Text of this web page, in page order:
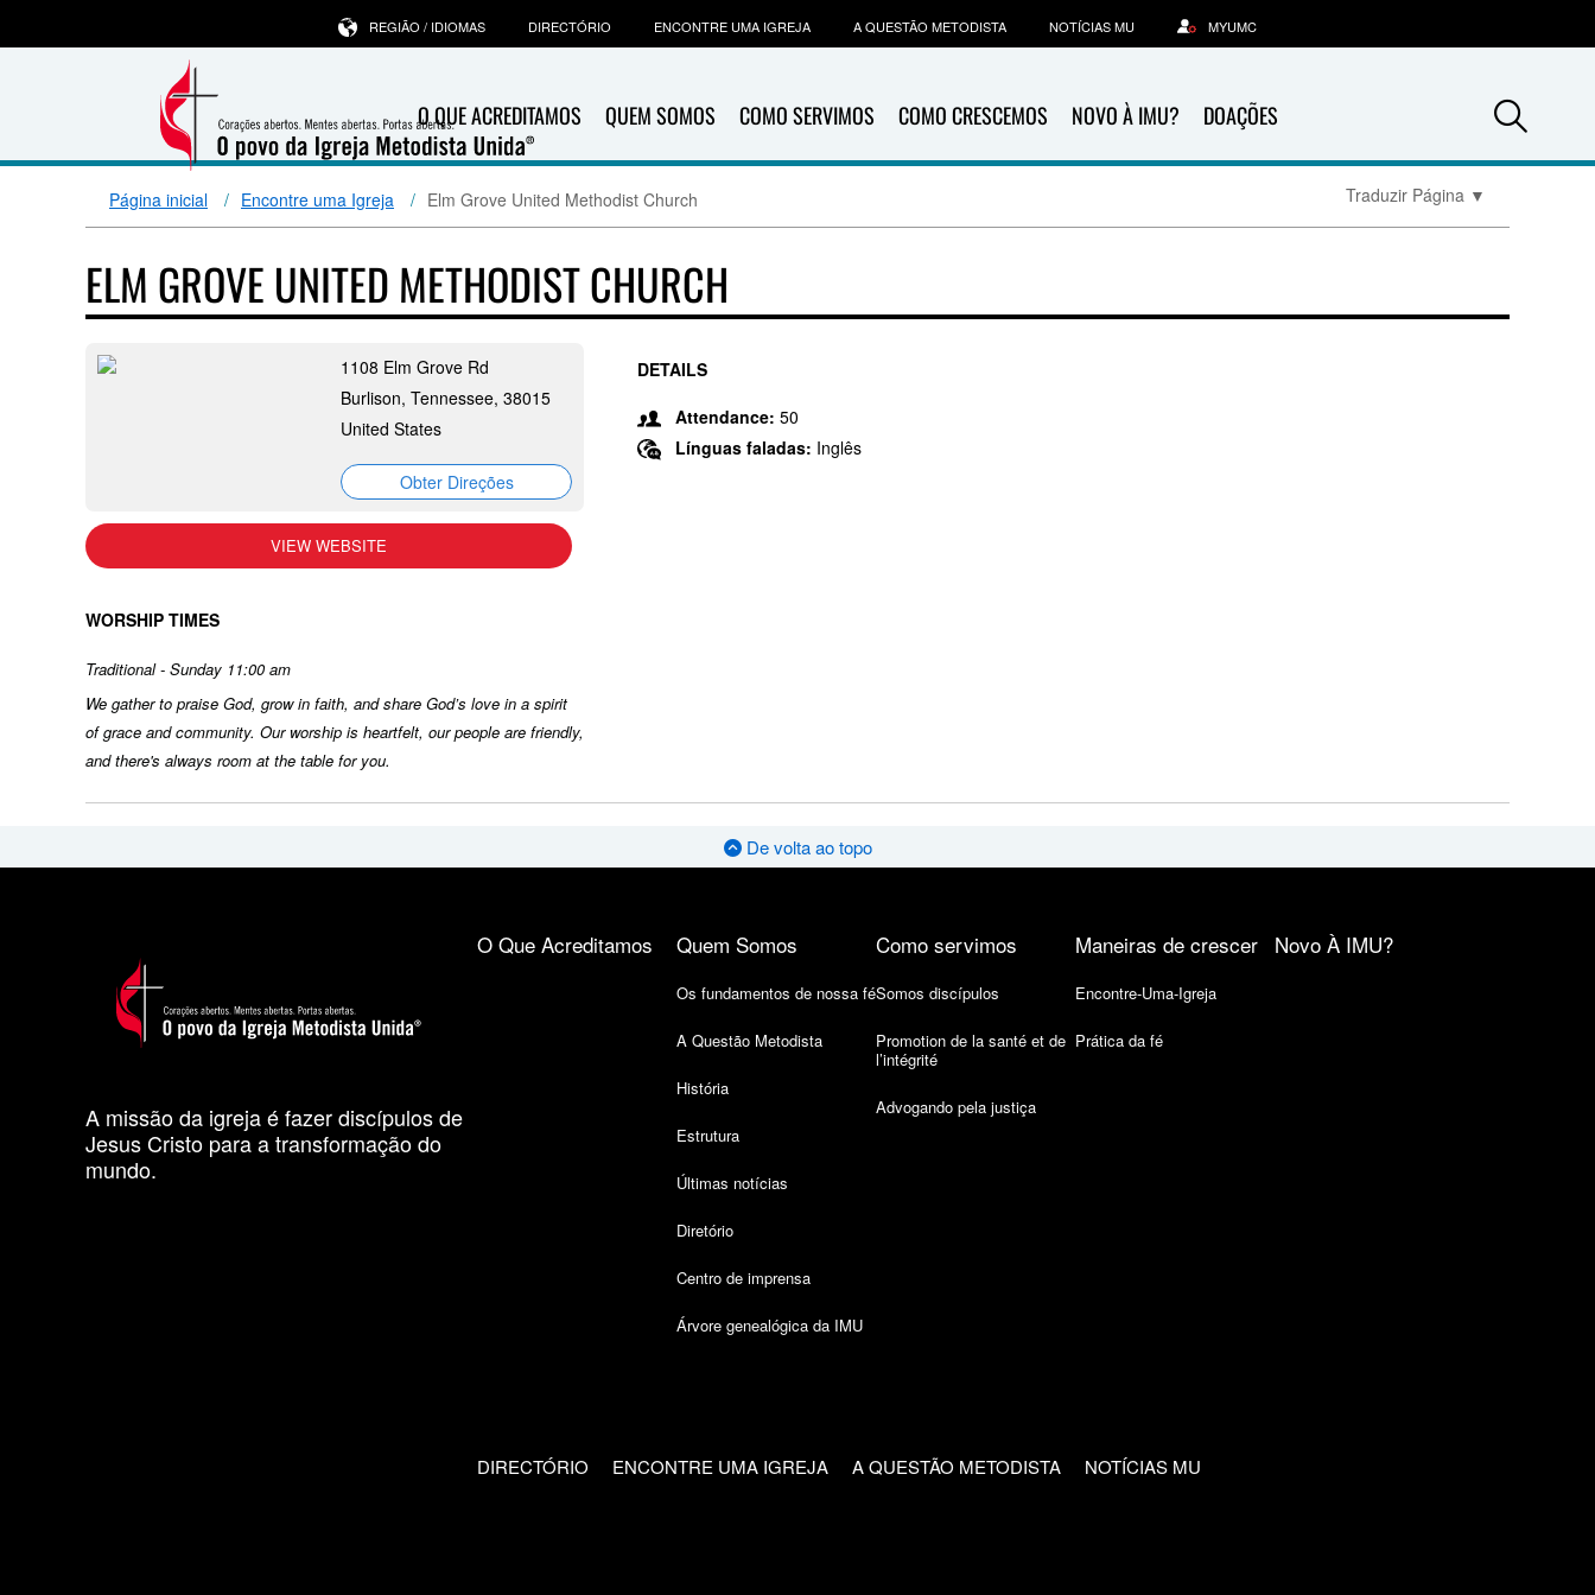
O QUE ACREDITAMOS QUEM SOMOS COMO SERVIMOS COMO CRESCEMOS NOVO À IMU? DOAÇÕES
REGIÃO / IDIOMAS DIRECTÓRIO ENCONTRE UMA IGREJA A QUESTÃO METODISTA NOTÍCIAS MU MYUMC
Página inicial Encontre uma Igreja Elm Grove United Methodist Church Traduzir Página ▼
ELM GROVE UNITED METHODIST CHURCH
1108 Elm Grove Rd
Burlison, Tennessee, 38015
United States
Obter Direções
VIEW WEBSITE
WORSHIP TIMES
Traditional - Sunday 11:00 am
We gather to praise God, grow in faith, and share God’s love in a spirit
of grace and community. Our worship is heartfelt, our people are friendly,
and there's always room at the table for you.
DETAILS
Attendance: 50
Línguas faladas: Inglês
De volta ao topo
A missão da igreja é fazer discípulos de
Jesus Cristo para a transformação do
mundo.
O Que Acreditamos Quem Somos
Os fundamentos de nossa fé
A Questão Metodista
História
Estrutura
Últimas notícias
Diretório
Centro de imprensa
Árvore genealógica da IMU
Como servimos
Somos discípulos
Promotion de la santé et de
l’intégrité
Advogando pela justiça
Maneiras de crescer
Encontre-Uma-Igreja
Prática da fé
Novo À IMU?
DIRECTÓRIO ENCONTRE UMA IGREJA A QUESTÃO METODISTA NOTÍCIAS MU